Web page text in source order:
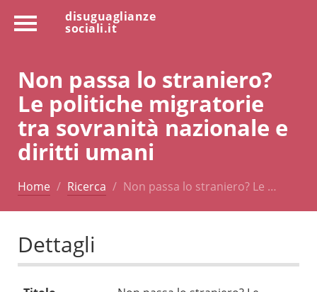
disuguaglianze
sociali.it
Non passa lo straniero?
Le politiche migratorie
tra sovranità nazionale e
diritti umani
Home Ricerca Non passa lo straniero? Le …
Dettagli